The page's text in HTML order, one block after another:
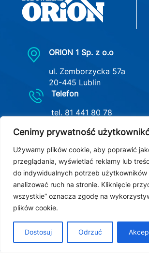
Cenimy prywatność
Używamy plików cookie, aby poprawić
przeglądania, wyświetlać reklamy lub
do indywidualnych potrzeb użytkowników
analizować ruch na stronie. Kliknięcie
wszystkie” oznacza zgodę na
plików cookie.
Dostosuj Odrzuć
ORION 1 Sp. z o.o
ul. Zemborzycka 57a
20-445 Lublin
Telefon
tel. 81 441 80 78